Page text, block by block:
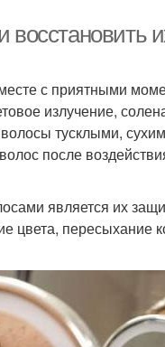
восстановить
с приятными
излучение,
тусклыми,
после
является их
цвета, пересыхание